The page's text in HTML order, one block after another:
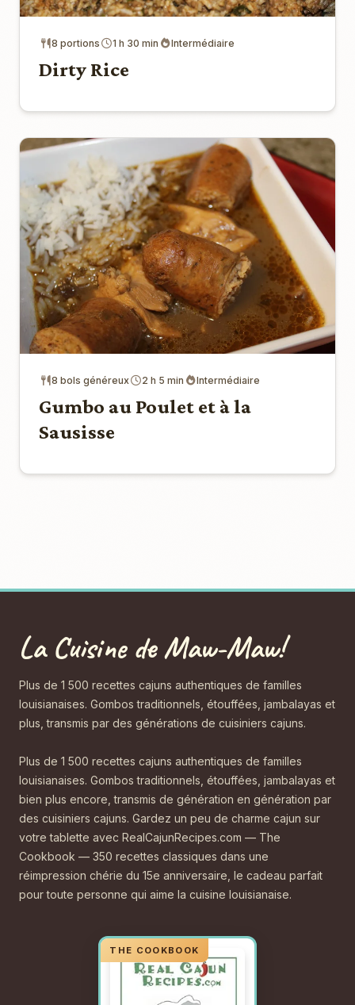
8 portions 1 h 30 min Intermédiaire
Dirty Rice
8 bols généreux 2 h 5 min Intermédiaire
Gumbo au Poulet et à la
Sausisse
La Cuisine de Maw-Maw!
Plus de 1 500 recettes cajuns authentiques de familles
louisianaises. Gombos traditionnels, étouffées, jambalayas et
plus, transmis par des générations de cuisiniers cajuns.
Plus de 1 500 recettes cajuns authentiques de familles
louisianaises. Gombos traditionnels, étouffées, jambalayas et
bien plus encore, transmis de génération en génération par
des cuisiniers cajuns. Gardez un peu de charme cajun sur
votre tablette avec RealCajunRecipes.com — The
Cookbook — 350 recettes classiques dans une
réimpression chérie du 15e anniversaire, le cadeau parfait
pour toute personne qui aime la cuisine louisianaise.